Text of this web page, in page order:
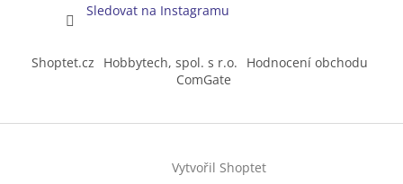
Sledovat na Instagramu
Shoptet.cz Hobbytech, spol. s r.o.
Hodnocení obchodu
ComGate
Vytvořil Shoptet